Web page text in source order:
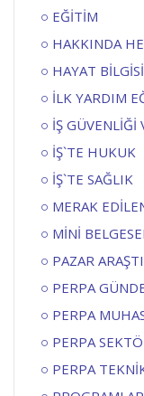
EĞİTİM
HAKKINDA
HAYAT BİLGİSİ
İLK YARDIM
İŞ GÜVENLİĞİ
İŞ`TE HUKUK
İŞ`TE SAĞLIK
MERAK
MİNİ
PAZAR
PERPA
PERPA
PERPA
PERPA